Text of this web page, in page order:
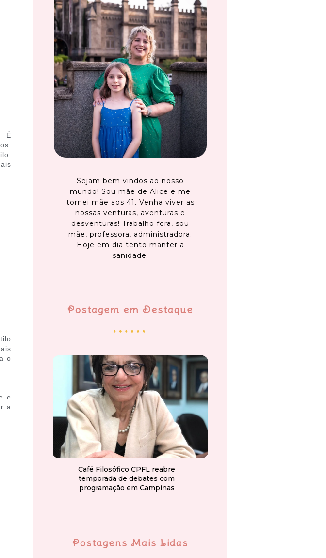
É
o
e
a
Sejam bem vindos ao nosso
mundo! Sou mãe de Alice e me
tornei mãe aos 41. Venha viver as
nossas venturas, aventuras e
desventuras! Trabalho fora, sou
mãe, professora, administradora.
Hoje em dia tento manter a
sanidade!
Postagem em Destaque
Café Filosófico CPFL reabre
temporada de debates com
programação em Campinas
Postagens Mais Lidas